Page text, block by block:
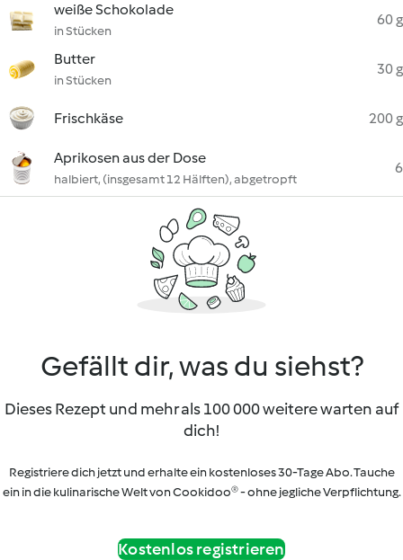
weiße Schokolade
in Stücken
60 g
Butter
in Stücken
30 g
Frischkäse 200 g
Aprikosen aus der Dose
halbiert, (insgesamt 12 Hälften), abgetropft
6
Gefällt dir, was du siehst?
Dieses Rezept und mehr als 100 000 weitere warten auf
dich!
Registriere dich jetzt und erhalte ein kostenloses 30-Tage Abo. Tauche
ein in die kulinarische Welt von Cookidoo® - ohne jegliche Verpflichtung.
Kostenlos registrieren